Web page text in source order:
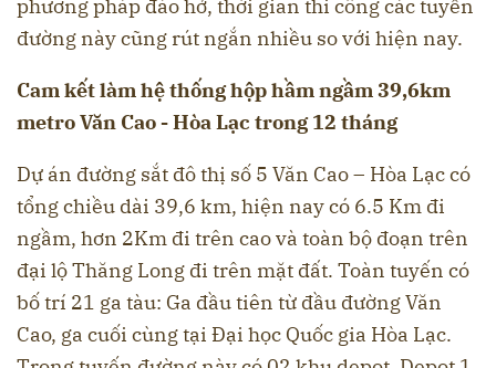
phương pháp đào hở, thời gian thi công các tuyến
đường này cũng rút ngắn nhiều so với hiện nay.
Cam kết làm hệ thống hộp hầm ngầm 39,6km
metro Văn Cao - Hòa Lạc trong 12 tháng
Dự án đường sắt đô thị số 5 Văn Cao – Hòa Lạc có
tổng chiều dài 39,6 km, hiện nay có 6.5 Km đi
ngầm, hơn 2Km đi trên cao và toàn bộ đoạn trên
đại lộ Thăng Long đi trên mặt đất. Toàn tuyến có
bố trí 21 ga tàu: Ga đầu tiên từ đầu đường Văn
Cao, ga cuối cùng tại Đại học Quốc gia Hòa Lạc.